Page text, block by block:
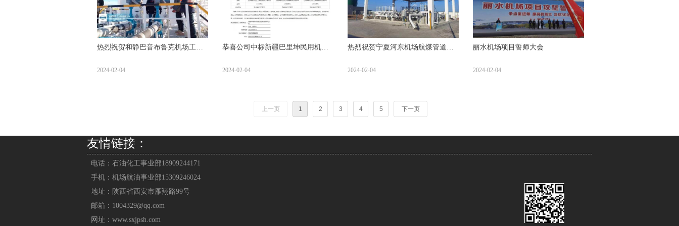
热烈祝贺和静巴音布鲁克机场工程
2024-02-04
恭喜公司中标新疆巴里坤民用机场
2024-02-04
热烈祝贺宁夏河东机场航煤管道末
2024-02-04
丽水机场项目誓师大会
2024-02-04
上一页 1 2 3 4 5 下一页
友情链接：
电话： 石油化工事业部18909244171
手机： 机场航油事业部15309246024
地址： 陕西省西安市雁翔路99号
邮箱： 1004329@qq.com
网址： www.sxjpsh.com